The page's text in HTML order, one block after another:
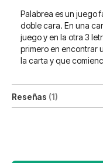
Palabrea es un juego
doble cara. En una
juego y en la otra 3
primero en encontrar
la carta y que
Reseñas 1